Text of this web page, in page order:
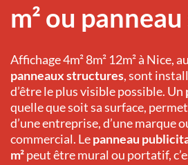
m² ou
Affichage 4m² 8m² 12m² à Nice,
panneaux structures, sont
d’être le plus visible possible. Un
quelle que soit sa surface,
d’une entreprise, d’une marque
commercial. Lepanneau
m²peut être mural ou portatif,